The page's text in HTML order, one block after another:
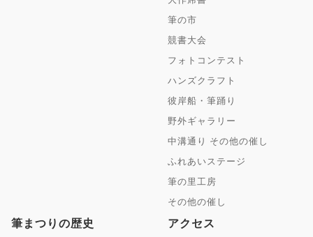
筆の市
競書大会
フォトコンテスト
ハンズクラフト
彼岸船・筆踊り
野外ギャラリー
中溝通り その他の催し
ふれあいステージ
筆の里工房
その他の催し
筆まつりの歴史 アクセス